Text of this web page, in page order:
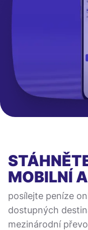
MOBILNÍ
posílejte peníze
dostupných
mezinárodní